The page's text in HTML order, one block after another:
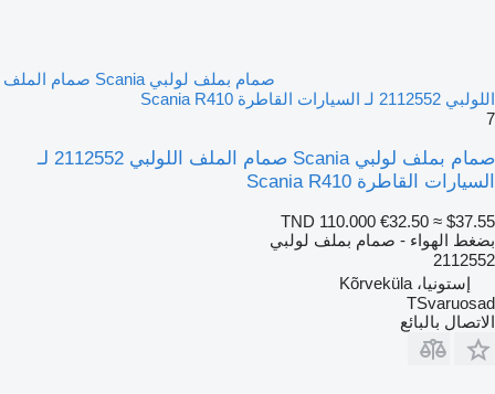
صمام بملف لولبي Scania صمام الملف
اللولبي 2112552 لـ السيارات القاطرة Scania R410
7
صمام بملف لولبي Scania صمام الملف اللولبي 2112552 لـ
السيارات القاطرة Scania R410
TND 110.000 €32.50 ≈ $37.55
بضغط الهواء - صمام بملف لولبي
2112552
إستونيا، Kõrveküla
TSvaruosad
الاتصال بالبائع